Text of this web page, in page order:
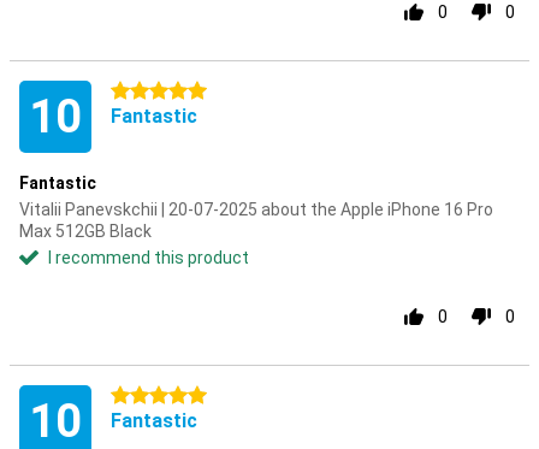
0 0
10 5 stars
Fantastic
Fantastic
Vitalii Panevskchii | 20-07-2025 about the Apple iPhone 16 Pro
Max 512GB Black
I recommend this product
0 0
10 5 stars
Fantastic